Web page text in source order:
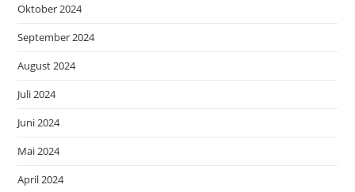
Oktober 2024
September 2024
August 2024
Juli 2024
Juni 2024
Mai 2024
April 2024